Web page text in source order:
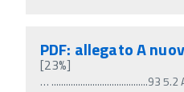
PDF: allegato A
[23%]
… ........................................93